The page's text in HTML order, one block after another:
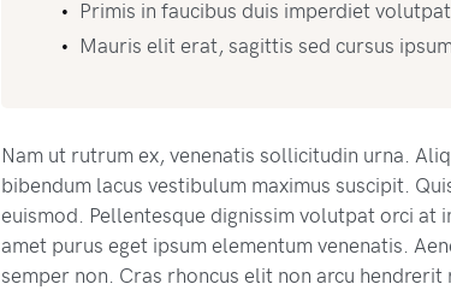
Primis in faucibus duis imperdiet
Mauris elit erat, sagittis sed cursus
Nam ut rutrum ex, venenatis sollicitudin urna.
bibendum lacus vestibulum maximus suscipit.
euismod. Pellentesque dignissim volutpat orci
amet purus eget ipsum elementum venenatis.
semper non. Cras rhoncus elit non arcu hendrerit